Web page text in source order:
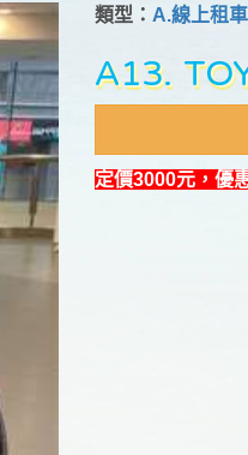
類型： A.線上租車
A13.
定價3000元，優